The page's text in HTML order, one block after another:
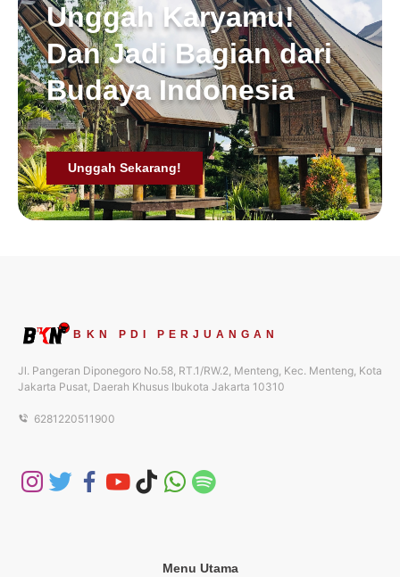
Unggah Karyamu!
Dan Jadi Bagian dari
Budaya Indonesia
Unggah Sekarang!
BKN PDI PERJUANGAN
Jl. Pangeran Diponegoro No.58, RT.1/RW.2, Menteng, Kec. Menteng, Kota
Jakarta Pusat, Daerah Khusus Ibukota Jakarta 10310
6281220511900
Menu Utama